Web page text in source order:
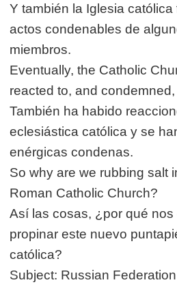
Y también la Iglesia
actos condenables de
miembros.
Eventually, the Catholic
reacted to, and
También ha habido
eclesiástica católica y se
enérgicas condenas.
So why are we rubbing salt
Roman Catholic Church?
Así las cosas, ¿por qué
propinar este nuevo
católica?
Subject: Russian